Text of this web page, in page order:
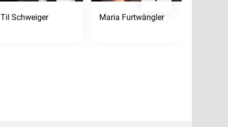
Til Schweiger Maria Furtwängler